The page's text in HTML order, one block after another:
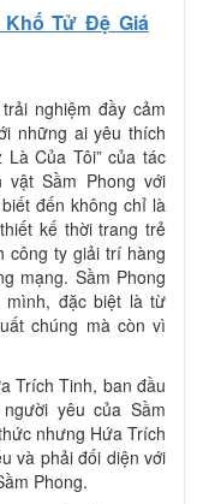
Khố Tử Đệ Giá
nghiệm đầy cảm
những ai yêu thích
Là Của Tôi” của tác
vật Sầm Phong với
đến không chỉ là
kế thời trang trẻ
công ty giải trí hàng
mạng. Sầm Phong
đặc biệt là từ
chúng mà còn vì
Trích Tinh, ban đầu
yêu của Sầm
nhưng Hứa Trích
và phải đối diện với
Phong.